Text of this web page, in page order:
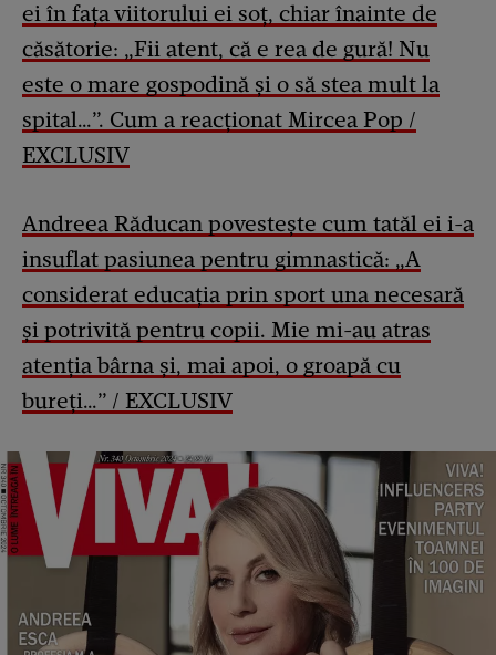
ei în fața viitorului ei soț, chiar înainte de
căsătorie: „Fii atent, că e rea de gură! Nu
este o mare gospodină și o să stea mult la
spital…”. Cum a reacționat Mircea Pop /
EXCLUSIV
Andreea Răducan povestește cum tatăl ei i-a
insuflat pasiunea pentru gimnastică: „A
considerat educația prin sport una necesară
și potrivită pentru copii. Mie mi-au atras
atenția bârna și, mai apoi, o groapă cu
bureți…” / EXCLUSIV